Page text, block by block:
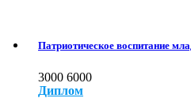
Патриотическое воспитание
3000 6000
Диплом